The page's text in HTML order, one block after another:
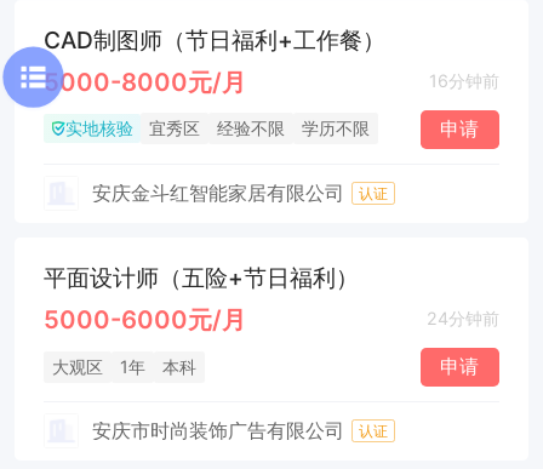
CAD制图师（节日福利+工作餐）
5000-8000元/月 16分钟前
实地核验 宜秀区 经验不限 学历不限 申请
安庆金斗红智能家居有限公司 认证
平面设计师（五险+节日福利）
5000-6000元/月 24分钟前
大观区 1年 本科 申请
安庆市时尚装饰广告有限公司 认证